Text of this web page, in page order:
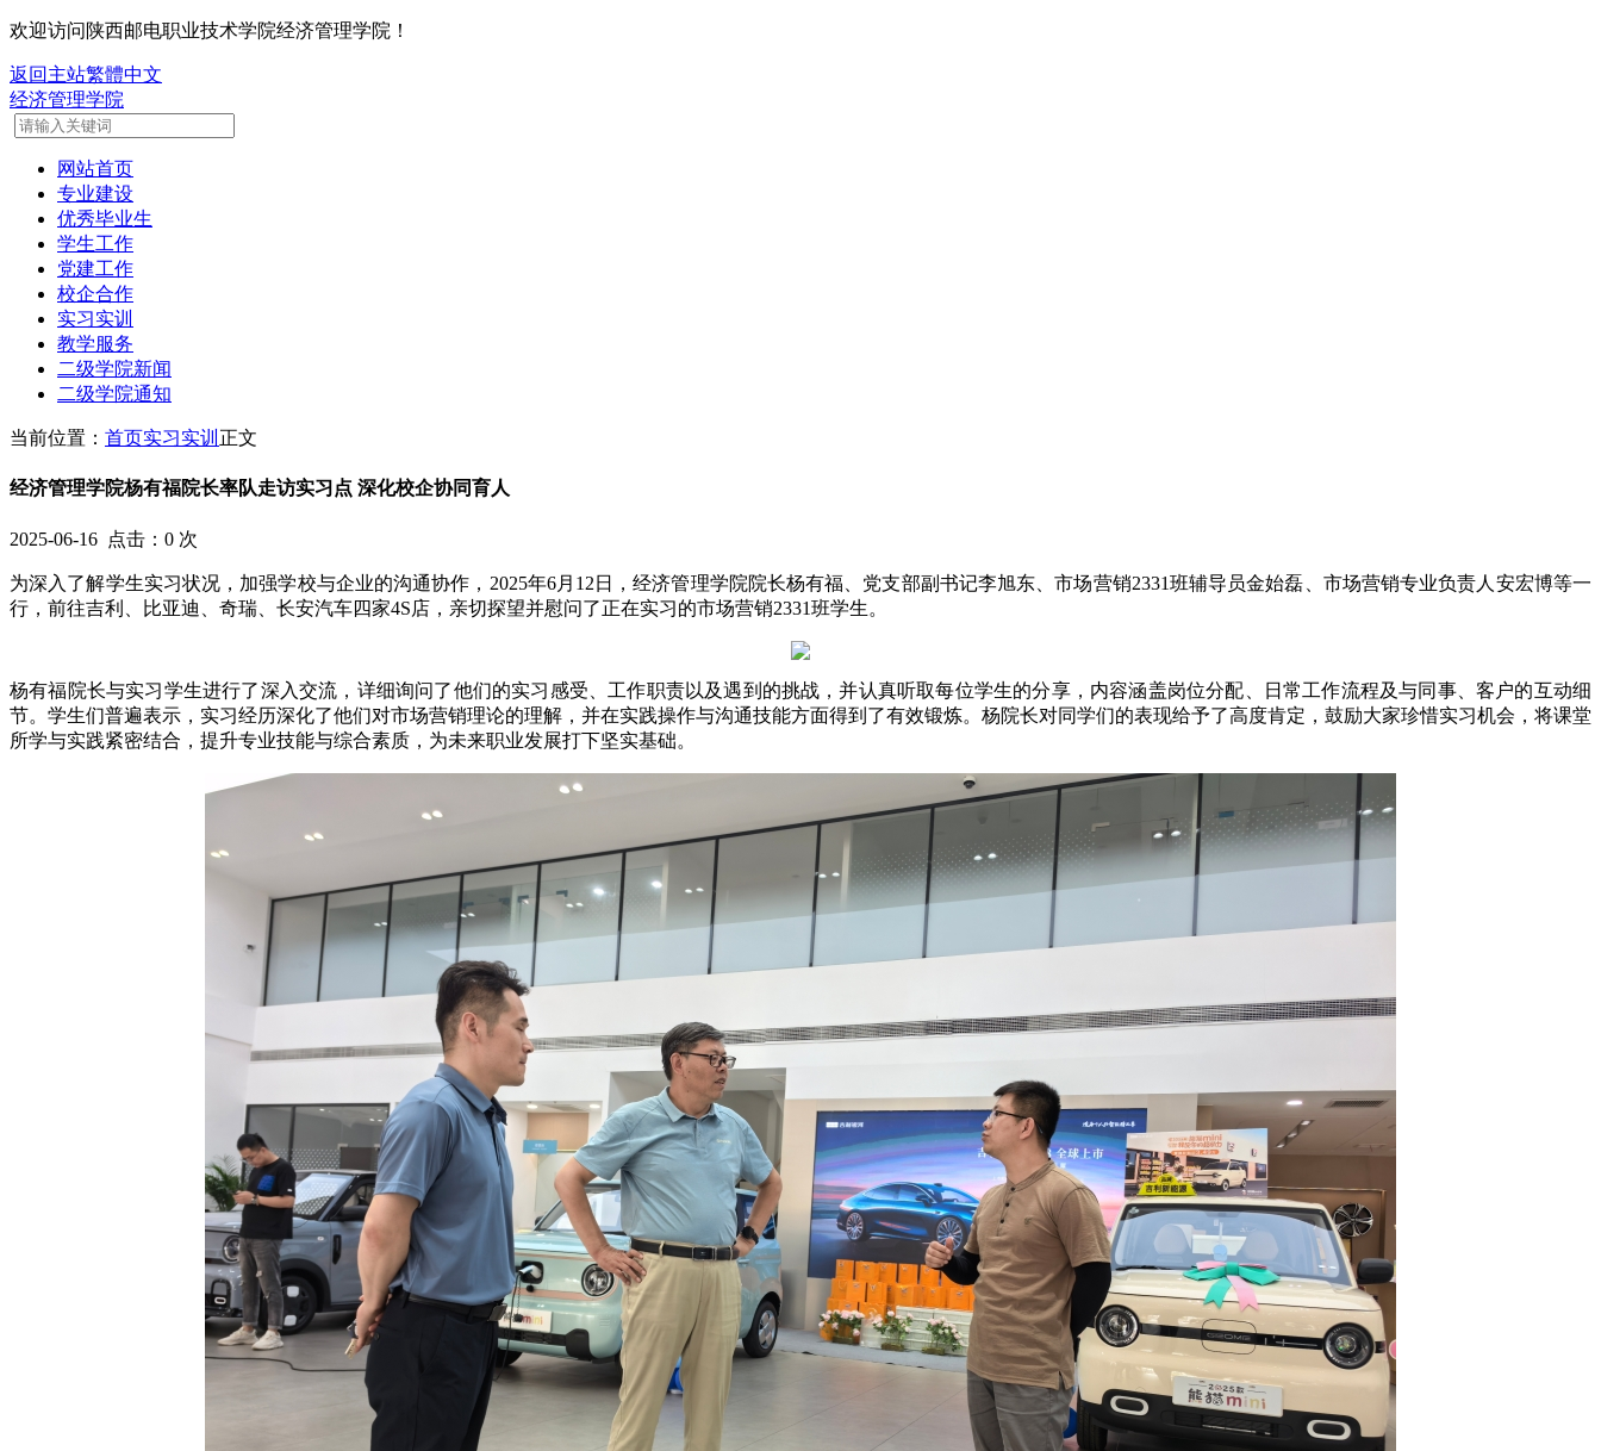
欢迎访问陕西邮电职业技术学院经济管理学院！
返回主站繁體中文
经济管理学院
网站首页
专业建设
优秀毕业生
学生工作
党建工作
校企合作
实习实训
教学服务
二级学院新闻
二级学院通知
当前位置： 首页实习实训 正文
经济管理学院杨有福院长率队走访实习点 深化校企协同育人
2025-06-16 点击： 0 次
为深入了解学生实习状况，加强学校与企业的沟通协作，2025年6月12日，经济管理学院院长杨有福、党支部副书记李旭东、市场营销2331班辅导员金始磊、市场营销专业负责人安宏博等一
行，前往吉利、比亚迪、奇瑞、长安汽车四家4S店，亲切探望并慰问了正在实习的市场营销2331班学生。
杨有福院长与实习学生进行了深入交流，详细询问了他们的实习感受、工作职责以及遇到的挑战，并认真听取每位学生的分享，内容涵盖岗位分配、日常工作流程及与同事、客户的互动细
节。学生们普遍表示，实习经历深化了他们对市场营销理论的理解，并在实践操作与沟通技能方面得到了有效锻炼。杨院长对同学们的表现给予了高度肯定，鼓励大家珍惜实习机会，将课堂
所学与实践紧密结合，提升专业技能与综合素质，为未来职业发展打下坚实基础。